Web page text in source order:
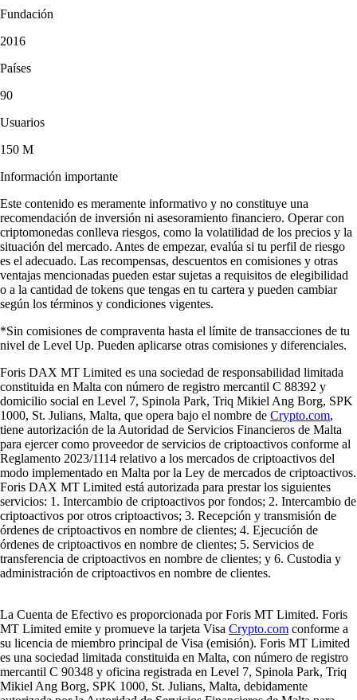
Fundación
2016
Países
90
Usuarios
150 M
Información importante
Este contenido es meramente informativo y no constituye una
recomendación de inversión ni asesoramiento financiero. Operar con
criptomonedas conlleva riesgos, como la volatilidad de los precios y la
situación del mercado. Antes de empezar, evalúa si tu perfil de riesgo
es el adecuado. Las recompensas, descuentos en comisiones y otras
ventajas mencionadas pueden estar sujetas a requisitos de elegibilidad
o a la cantidad de tokens que tengas en tu cartera y pueden cambiar
según los términos y condiciones vigentes.
*Sin comisiones de compraventa hasta el límite de transacciones de tu
nivel de Level Up. Pueden aplicarse otras comisiones y diferenciales.
Foris DAX MT Limited es una sociedad de responsabilidad limitada
constituida en Malta con número de registro mercantil C 88392 y
domicilio social en Level 7, Spinola Park, Triq Mikiel Ang Borg, SPK
1000, St. Julians, Malta, que opera bajo el nombre de Crypto.com,
tiene autorización de la Autoridad de Servicios Financieros de Malta
para ejercer como proveedor de servicios de criptoactivos conforme al
Reglamento 2023/1114 relativo a los mercados de criptoactivos del
modo implementado en Malta por la Ley de mercados de criptoactivos.
Foris DAX MT Limited está autorizada para prestar los siguientes
servicios: 1. Intercambio de criptoactivos por fondos; 2. Intercambio de
criptoactivos por otros criptoactivos; 3. Recepción y transmisión de
órdenes de criptoactivos en nombre de clientes; 4. Ejecución de
órdenes de criptoactivos en nombre de clientes; 5. Servicios de
transferencia de criptoactivos en nombre de clientes; y 6. Custodia y
administración de criptoactivos en nombre de clientes.
La Cuenta de Efectivo es proporcionada por Foris MT Limited. Foris
MT Limited emite y promueve la tarjeta Visa Crypto.com conforme a
su licencia de miembro principal de Visa (emisión). Foris MT Limited
es una sociedad limitada constituida en Malta, con número de registro
mercantil C 90348 y oficina registrada en Level 7, Spinola Park, Triq
Mikiel Ang Borg, SPK 1000, St. Julians, Malta, debidamente